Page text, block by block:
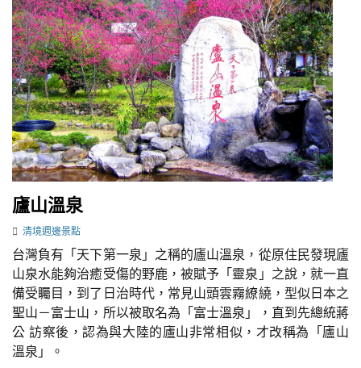
廬山溫泉
清境週邊景點
台灣負有「天下第一泉」之稱的廬山溫泉，從原住民發現廬
山泉水能夠治癒受傷的野鹿，被賦予「靈泉」之說，就一直
備受矚目，到了日治時代，常見山頭雲霧繚繞，型似日本之
聖山－富士山，所以被取名為「富士溫泉」，直到先總統蔣
公 訪察後，認為與大陸的廬山非常相似，才改稱為「廬山
溫泉」。